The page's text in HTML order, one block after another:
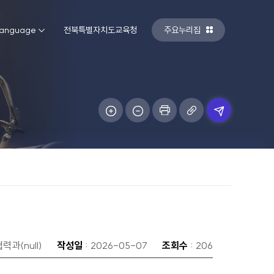
전북특별자치도교육청 주요누리집
과(null) 작성일 : 2026-05-07 조회수 : 206